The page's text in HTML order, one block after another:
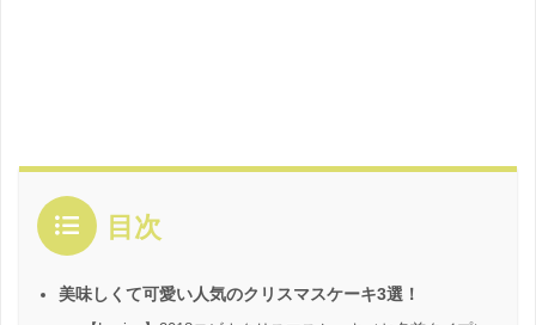
目次
美味しくて可愛い人気のクリスマスケーキ3選！